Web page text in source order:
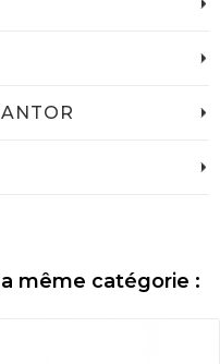
même catégorie :